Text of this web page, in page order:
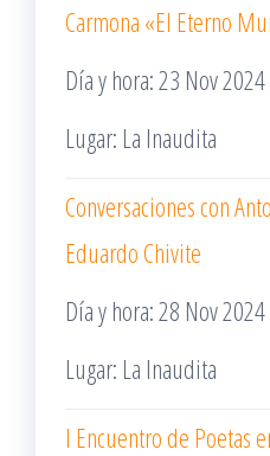
Carmona «El Eterno
Día y hora: 23 Nov
Lugar: La Inaudita
Conversaciones con
Eduardo Chivite
Día y hora: 28 Nov
Lugar: La Inaudita
I Encuentro de Poetas